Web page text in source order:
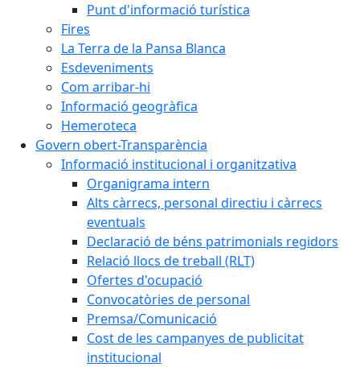
Punt d'informació turística
Fires
La Terra de la Pansa Blanca
Esdeveniments
Com arribar-hi
Informació geogràfica
Hemeroteca
Govern obert-Transparència
Informació institucional i organitzativa
Organigrama intern
Alts càrrecs, personal directiu i càrrecs
eventuals
Declaració de béns patrimonials regidors
Relació llocs de treball (RLT)
Ofertes d'ocupació
Convocatòries de personal
Premsa/Comunicació
Cost de les campanyes de publicitat
institucional